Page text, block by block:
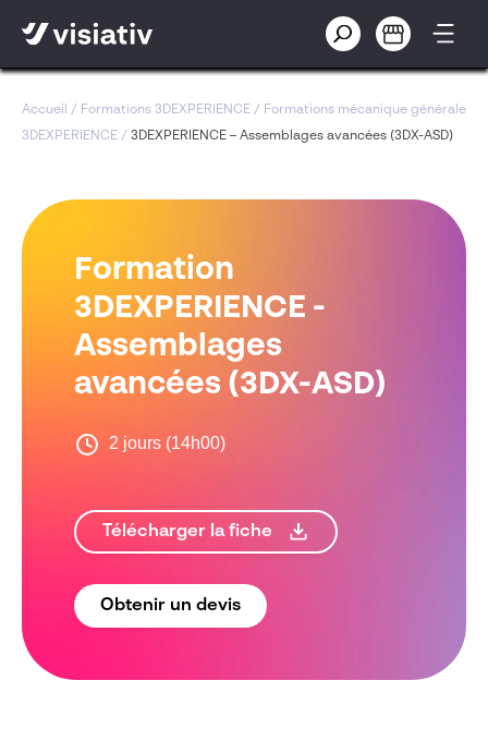
Accueil / Formations 3DEXPERIENCE / Formations mécanique générale
3DEXPERIENCE / 3DEXPERIENCE – Assemblages avancées (3DX-ASD)
Formation
3DEXPERIENCE -
Assemblages
avancées (3DX-ASD)
2 jours (14h00)
Télécharger la fiche
Obtenir un devis